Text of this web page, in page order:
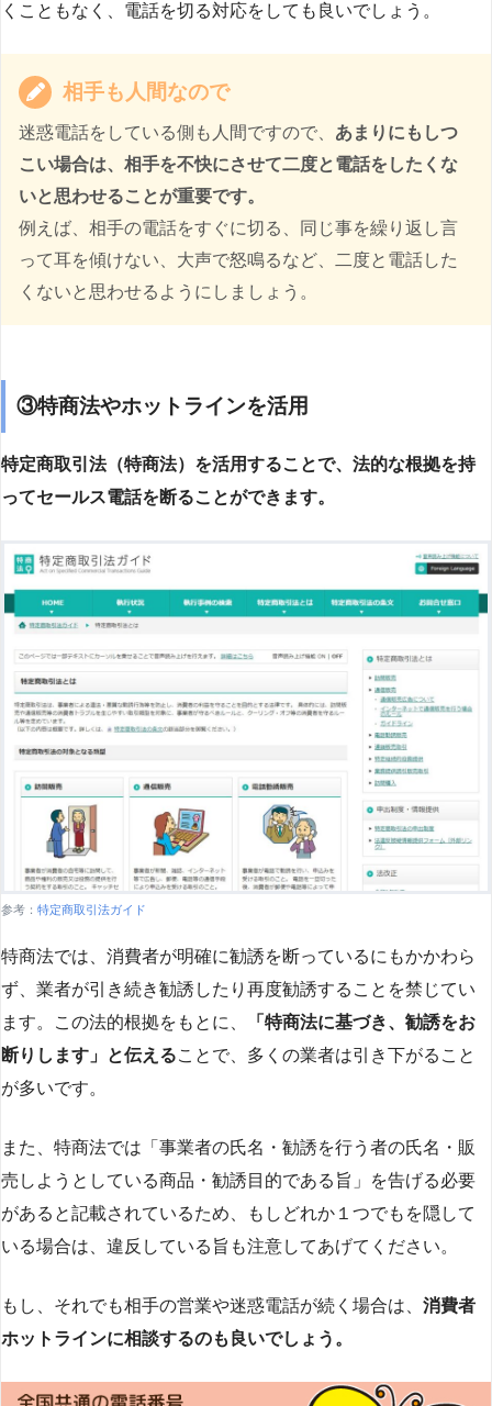
くこともなく、電話を切る対応をしても良いでしょう。
相手も人間なので
迷惑電話をしている側も人間ですので、 あまりにもしつ
こい場合は、相手を不快にさせて二度と電話をしたくな
いと思わせることが重要です。
例えば、相手の電話をすぐに切る、同じ事を繰り返し言
って耳を傾けない、大声で怒鳴るなど、二度と電話した
くないと思わせるようにしましょう。
③特商法やホットラインを活用
特定商取引法（特商法）を活用することで、法的な根拠を持
ってセールス電話を断ることができます。
参考： 特定商取引法ガイド
特商法では、消費者が明確に勧誘を断っているにもかかわら
ず、業者が引き続き勧誘したり再度勧誘することを禁じてい
ます。この法的根拠をもとに、
「特商法に基づき、勧誘をお
断りします」と伝えることで、多くの業者は引き下がること
が多いです​​。
また、特商法では「事業者の氏名・勧誘を行う者の氏名・販
売しようとしている商品・勧誘目的である旨」を告げる必要
があると記載されているため、もしどれか１つでもを隠して
いる場合は、違反している旨も注意してあげてください。
もし、それでも相手の営業や迷惑電話が続く場合は、 消費者
ホットラインに相談するのも良いでしょう。